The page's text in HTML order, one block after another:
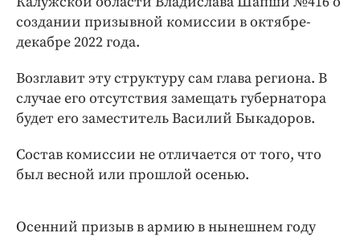
Интересное чтиво
Клиника года
Бренд года
Работодатель года
создании призывной комиссии в октябре-
декабре 2022 года.
Возглавит эту структуру сам глава региона. В
случае его отсутствия замещать губернатора
будет его заместитель Василий Быкадоров.
Состав комиссии не отличается от того, что
был весной или прошлой осенью.
Осенний призыв в армию в нынешнем году